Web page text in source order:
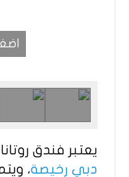
يعتبر فندق
دبي رخيصة،